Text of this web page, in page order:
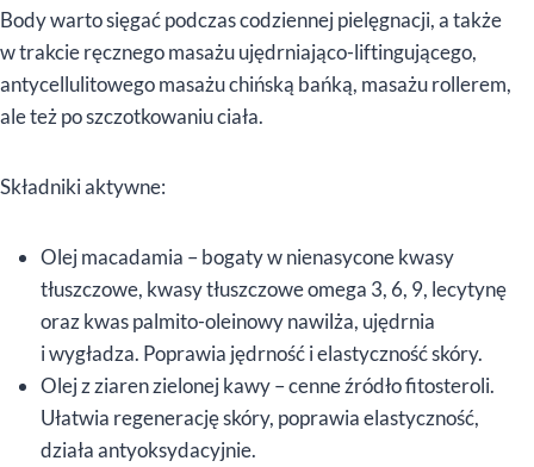
Body warto sięgać podczas codziennej pielęgnacji, a także
w trakcie ręcznego masażu ujędrniająco-liftingującego,
antycellulitowego masażu chińską bańką, masażu rollerem,
ale też po szczotkowaniu ciała.
Składniki aktywne:
Olej macadamia – bogaty w nienasycone kwasy
tłuszczowe, kwasy tłuszczowe omega 3, 6, 9, lecytynę
oraz kwas palmito-oleinowy nawilża, ujędrnia
i wygładza. Poprawia jędrność i elastyczność skóry.
Olej z ziaren zielonej kawy – cenne źródło fitosteroli.
Ułatwia regenerację skóry, poprawia elastyczność,
działa antyoksydacyjnie.